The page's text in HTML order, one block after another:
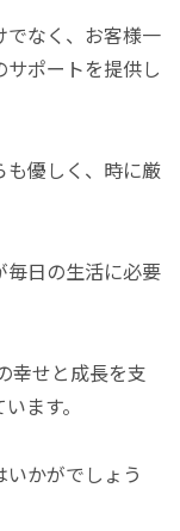
でなく、お客様一
ポートを提供し
も優しく、時に厳
毎日の生活に必要
幸せと成長を支
ます。
かがでしょう